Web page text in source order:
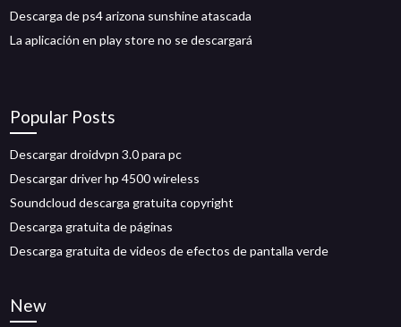
Descarga de ps4 arizona sunshine atascada
La aplicación en play store no se descargará
Popular Posts
Descargar droidvpn 3.0 para pc
Descargar driver hp 4500 wireless
Soundcloud descarga gratuita copyright
Descarga gratuita de páginas
Descarga gratuita de videos de efectos de pantalla verde
New